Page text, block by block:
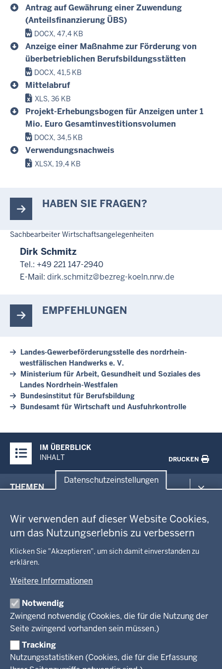
Datenschutzeinstellungen
Wir verwenden auf dieser Website Cookies,
um das Nutzungserlebnis zu verbessern
Klicken Sie "Akzeptieren", um sich damit einverstanden zu
erklären.
Weitere Informationen
Notwendig
Zwingend notwendig (Cookies, die für die Nutzung der
Seite zwingend vorhanden sein müssen.)
Tracking
Nutzungsstatistiken (Cookies, die für die Erfassung
Antrag auf Gewährung einer Zuwendung
(Anteilsfinanzierung ÜBS)
DOCX, 47,4 KB
Anzeige einer Maßnahme zur Förderung von
überbetrieblichen Berufsbildungsstätten
DOCX, 41,5 KB
Mittelabruf
XLS, 36 KB
Projekt-Erhebungsbogen für Anzeigen unter 1
Mio. Euro Gesamtinvestitionsvolumen
DOCX, 34,5 KB
Verwendungsnachweis
XLSX, 19,4 KB
HABEN SIE FRAGEN?
Sachbearbeiter Wirtschaftsangelegenheiten
Dirk Schmitz
Tel.: +49 221 147-2940
E-Mail: dirk.schmitz@bezreg-koeln.nrw.de
EMPFEHLUNGEN
Landes-Gewerbeförderungsstelle des nordrhein-
westfälischen Handwerks e. V.
Ministerium für Arbeit, Gesundheit und Soziales des
Landes Nordrhein-Westfalen
Bundesinstitut für Berufsbildung
Bundesamt für Wirtschaft und Ausfuhrkontrolle
Inhalte
IM ÜBERBLICK
INHALT
DRUCKEN
in
Fußzeile
THEMEN
Gesundheit und Soziales
Kommunales, Planung, Bauen und Verkehr
Schule und Bildung
Wirtschaft und Kultur
GEOBASIS NRW
Ausbildung und Karriere
Geodaten-Anwendungen
Neues
Produkte und Dienste
TIM-online
Webdienste
Amtsblatt
Behördenleitung
Leitbild
Personalvertretung
Regierungsbezirk
Reisekostenstelle
Veranstaltungen
Stellenangebote
Stellenangebote Schule
Praktikum
Referendariate
Bewerbung
PRESSE
Mediathek
Newsletter
Pressekontakt
Pressemitteilungen
VERFAHREN UND BEKANNTMACHUNGEN
Bekanntmachungen
Legionellen